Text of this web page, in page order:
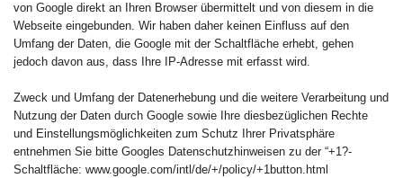
von Google direkt an Ihren Browser übermittelt und von diesem in die
Webseite eingebunden. Wir haben daher keinen Einfluss auf den
Umfang der Daten, die Google mit der Schaltfläche erhebt, gehen
jedoch davon aus, dass Ihre IP-Adresse mit erfasst wird.
Zweck und Umfang der Datenerhebung und die weitere Verarbeitung und
Nutzung der Daten durch Google sowie Ihre diesbezüglichen Rechte
und Einstellungsmöglichkeiten zum Schutz Ihrer Privatsphäre
entnehmen Sie bitte Googles Datenschutzhinweisen zu der “+1?-
Schaltfläche: www.google.com/intl/de/+/policy/+1button.html